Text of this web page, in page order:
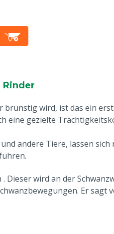
Rinder
wird, ist das ein
eine gezielte
andere Tiere, lassen sich
. Dieser wird an der
Er sagt